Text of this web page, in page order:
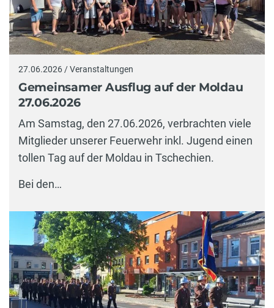
27.06.2026 / Veranstaltungen
Gemeinsamer Ausflug auf der Moldau
27.06.2026
Am Samstag, den 27.06.2026, verbrachten viele
Mitglieder unserer Feuerwehr inkl. Jugend einen
tollen Tag auf der Moldau in Tschechien.
Bei den…